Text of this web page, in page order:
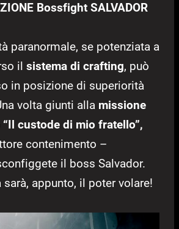
Bossfight SALVADOR
paranormale, se potenziata a
il sistema di crafting, può
in posizione di superiorità
volta giunti alla missione
custode di mio fratello”,
contenimento –
il boss Salvador.
appunto, il poter volare!